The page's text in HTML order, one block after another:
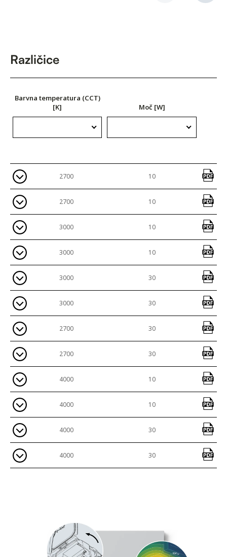
Različice
Barvna temperatura (CCT)
[K]
Moč [W]
2700 10
2700 10
3000 10
3000 10
3000 30
3000 30
2700 30
2700 30
4000 10
4000 10
4000 30
4000 30